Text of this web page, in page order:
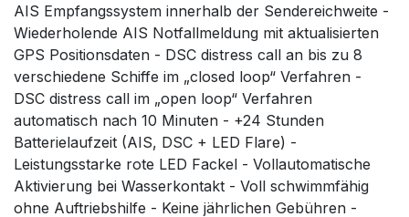
AIS Empfangssystem innerhalb der Sendereichweite -
Wiederholende AIS Notfallmeldung mit aktualisierten
GPS Positionsdaten - DSC distress call an bis zu 8
verschiedene Schiffe im „closed loop“ Verfahren -
DSC distress call im „open loop“ Verfahren
automatisch nach 10 Minuten - +24 Stunden
Batterielaufzeit (AIS, DSC + LED Flare) -
Leistungsstarke rote LED Fackel - Vollautomatische
Aktivierung bei Wasserkontakt - Voll schwimmfähig
ohne Auftriebshilfe - Keine jährlichen Gebühren -